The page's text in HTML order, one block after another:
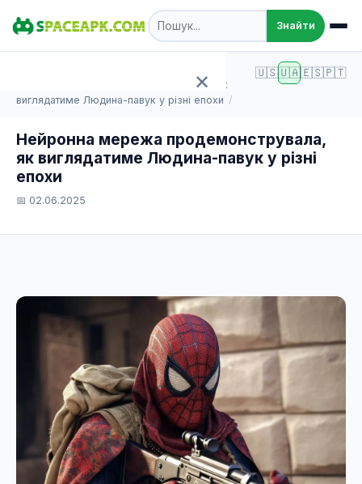
Знайти
✕
Ігри
Програми
Додати APK
Нейронна мережа продемонструвала, як
виглядатиме Людина-павук у різні епохи
🇺🇸🇺🇦🇪🇸🇵🇹
Нейронна мережа продемонструвала,
як виглядатиме Людина-павук у різні
епохи
📅 02.06.2025